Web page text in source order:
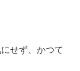
せず、かつて